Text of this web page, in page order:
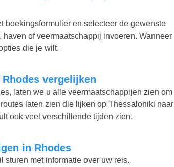
boekingsformulier en selecteer de gewenste
of veermaatschappij invoeren. Wanneer
die je wilt.
vergelijken
laten we u alle veermaatschappijen zien om
laten zien die lijken op Thessaloniki naar
ook veel verschillende tijden zien.
in Rhodes
sturen met informatie over uw reis.